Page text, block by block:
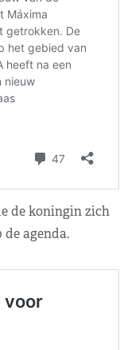
de koningin zich
de agenda.